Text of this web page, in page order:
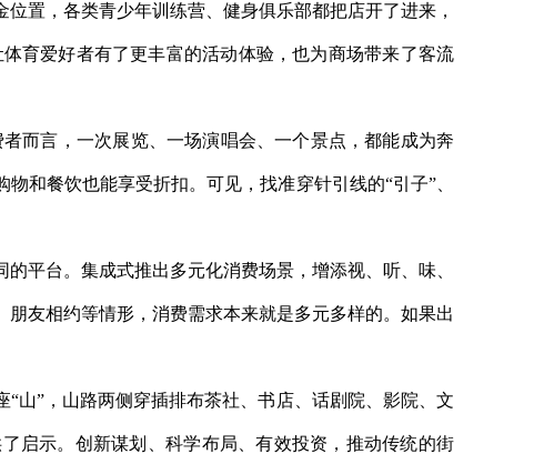
置，各类青少年训练营、健身俱乐部都把店开了进来，
育爱好者有了更丰富的活动体验，也为商场带来了客流
而言，一次展览、一场演唱会、一个景点，都能成为奔
和餐饮也能享受折扣。可见，找准穿针引线的“引子”、
平台。集成式推出多元化消费场景，增添视、听、味、
友相约等情形，消费需求本来就是多元多样的。如果出
山”，山路两侧穿插排布茶社、书店、话剧院、影院、文
启示。创新谋划、科学布局、有效投资，推动传统的街